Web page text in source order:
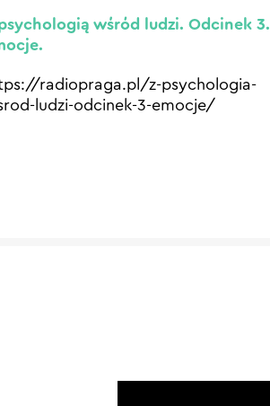
wśród ludzi. Odcinek 3.
radiopraga.pl/z-psychologia-
ludzi-odcinek-3-emocje/